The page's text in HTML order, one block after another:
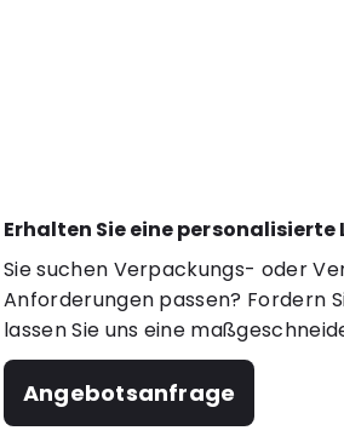
Erhalten Sie eine personalisierte
Sie suchen Verpackungs- oder
Anforderungen passen? Fordern
lassen Sie uns eine
Angebotsanfrage